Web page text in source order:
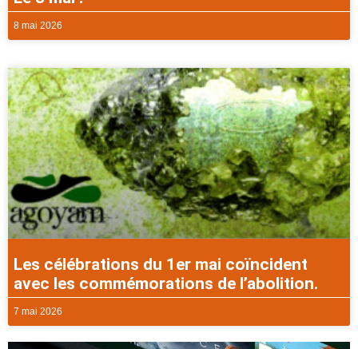
8 mai 2026
Les célébrations du 1er mai coïncident
avec les commémorations de l’abolition.
7 mai 2026